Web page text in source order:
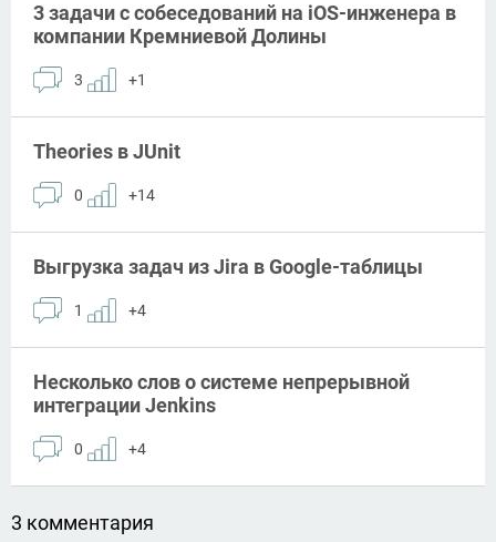
3 задачи с собеседований на iOS-инженера в
компании Кремниевой Долины
3 +1
Theories в JUnit
0 +14
Выгрузка задач из Jira в Google-таблицы
1 +4
Несколько слов о системе непрерывной
интеграции Jenkins
0 +4
3 комментария